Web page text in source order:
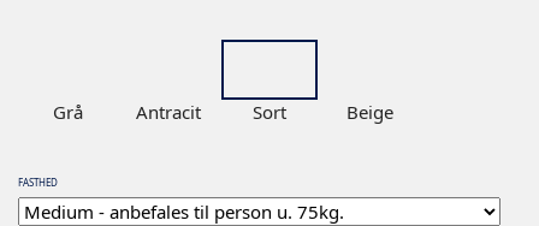
Grå Antracit Sort Beige
FASTHED